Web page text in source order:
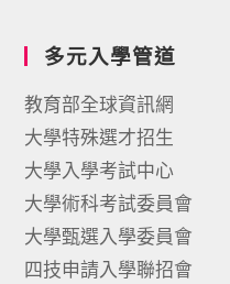
多元入學管道
教育部全球資訊網
大學特殊選才招生
大學入學考試中心
大學術科考試委員會
大學甄選入學委員會
四技申請入學聯招會